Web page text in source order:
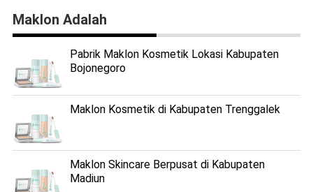
Maklon Adalah
Pabrik Maklon Kosmetik Lokasi Kabupaten
Bojonegoro
Maklon Kosmetik di Kabupaten Trenggalek
Maklon Skincare Berpusat di Kabupaten
Madiun